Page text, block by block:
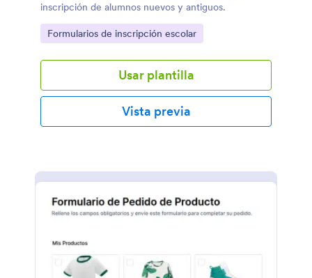
inscripción de alumnos nuevos y antiguos.
Go to Category:
Formularios de inscripción escolar
Usar plantilla
Vista previa